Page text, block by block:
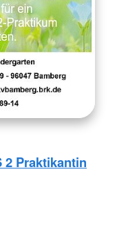
2 Praktikantin